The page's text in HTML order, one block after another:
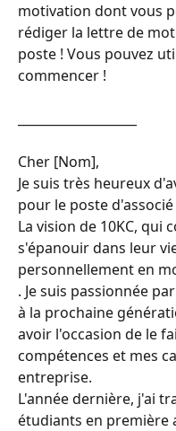
motivation dont vous
rédiger la lettre de
poste ! Vous pouvez
commencer !
Cher [Nom],
Je suis très heureux
pour le poste
La vision de 10KC, qui
s'épanouir dans leur
personnellement en
. Je suis passionnée
à la prochaine
avoir l'occasion de le
compétences et mes
entreprise.
L'année dernière, j'ai
étudiants en première